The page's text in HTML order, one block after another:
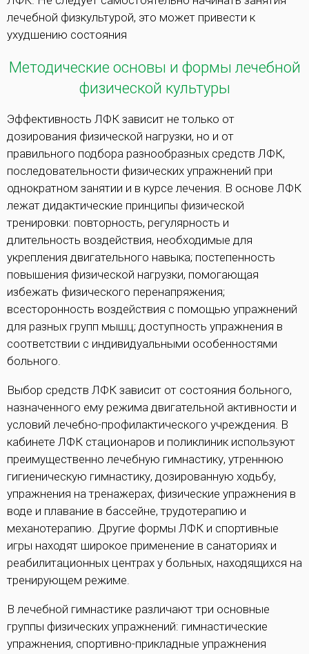
лечебной физкультурой, это может привести к
ухудшению состояния
Методические основы и формы лечебной
физической культуры
Эффективность ЛФК зависит не только от
дозирования физической нагрузки, но и от
правильного подбора разнообразных средств ЛФК,
последовательности физических упражнений при
однократном занятии и в курсе лечения. В основе ЛФК
лежат дидактические принципы физической
тренировки: повторность, регулярность и
длительность воздействия, необходимые для
укрепления двигательного навыка; постепенность
повышения физической нагрузки, помогающая
избежать физического перенапряжения;
всесторонность воздействия с помощью упражнений
для разных групп мышц; доступность упражнения в
соответствии с индивидуальными особенностями
больного.
Выбор средств ЛФК зависит от состояния больного,
назначенного ему режима двигательной активности и
условий лечебно-профилактического учреждения. В
кабинете ЛФК стационаров и поликлиник используют
преимущественно лечебную гимнастику, утреннюю
гигиеническую гимнастику, дозированную ходьбу,
упражнения на тренажерах, физические упражнения в
воде и плавание в бассейне, трудотерапию и
механотерапию. Другие формы ЛФК и спортивные
игры находят широкое применение в санаториях и
реабилитационных центрах у больных, находящихся на
тренирующем режиме.
В лечебной гимнастике различают три основные
группы физических упражнений: гимнастические
упражнения, спортивно-прикладные упражнения